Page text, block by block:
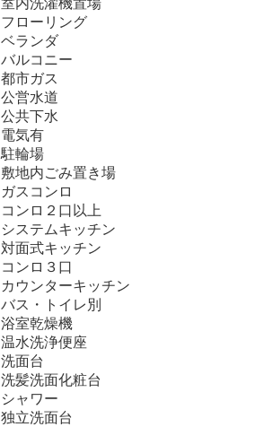
室内洗濯機置場
フローリング
ベランダ
バルコニー
都市ガス
公営水道
公共下水
電気有
駐輪場
敷地内ごみ置き場
ガスコンロ
コンロ２口以上
システムキッチン
対面式キッチン
コンロ３口
カウンターキッチン
バス・トイレ別
浴室乾燥機
温水洗浄便座
洗面台
洗髪洗面化粧台
シャワー
独立洗面台